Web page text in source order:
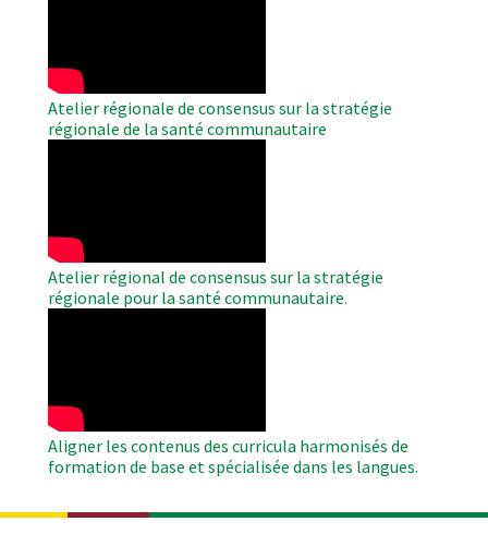
Atelier régionale de consensus sur la stratégie
régionale de la santé communautaire
Atelier régional de consensus sur la stratégie
régionale pour la santé communautaire.
Aligner les contenus des curricula harmonisés de
formation de base et spécialisée dans les langues.